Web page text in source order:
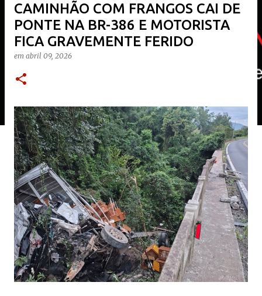
CAMINHÃO COM FRANGOS CAI DE
PONTE NA BR-386 E MOTORISTA
FICA GRAVEMENTE FERIDO
em abril 09, 2026